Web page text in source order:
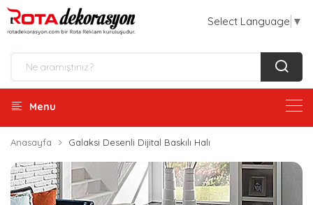
Select Language ▼
Menu
Anasayfa Galaksi Desenli Dijital Baskılı Halı